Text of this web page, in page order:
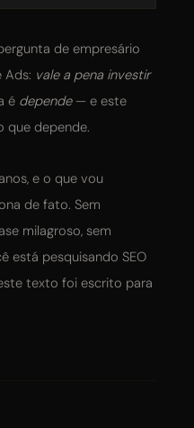
de empresário
Ads: vale a pena investir
é depende— e este
que depende.
e o que vou
de fato. Sem
milagroso, sem
está pesquisando SEO
texto foi escrito para